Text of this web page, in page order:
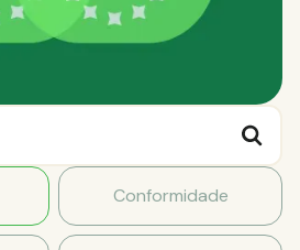
Conformidade